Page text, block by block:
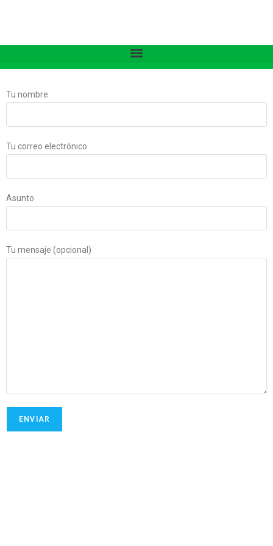
Tu nombre
Tu correo electrónico
Asunto
Tu mensaje (opcional)